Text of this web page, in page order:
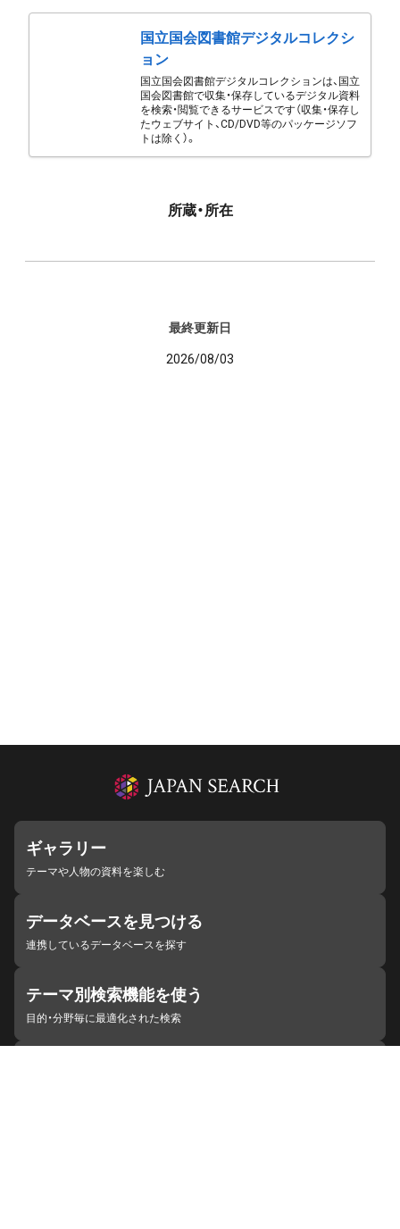
国立国会図書館デジタルコレクシ
ョン
国立国会図書館デジタルコレクションは、国立
国会図書館で収集・保存しているデジタル資料
を検索・閲覧できるサービスです（収集・保存し
たウェブサイト、CD/DVD等のパッケージソフ
トは除く）。
所蔵・所在
最終更新日
2026/08/03
ギャラリー
テーマや人物の資料を楽しむ
データベースを見つける
連携しているデータベースを探す
テーマ別検索機能を使う
目的・分野毎に最適化された検索